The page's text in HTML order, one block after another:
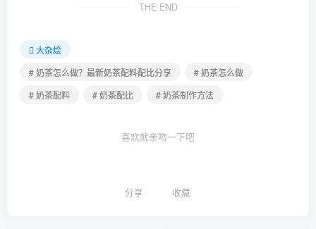
THE END
大杂烩
# 奶茶怎么做？最新奶茶配料配比分享
# 奶茶怎么做
# 奶茶配料
# 奶茶配比 # 奶茶制作方法
喜欢就亲吻一下吧
分享 收藏